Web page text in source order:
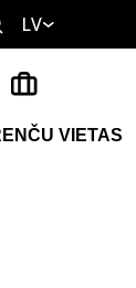
LV
VIETAS